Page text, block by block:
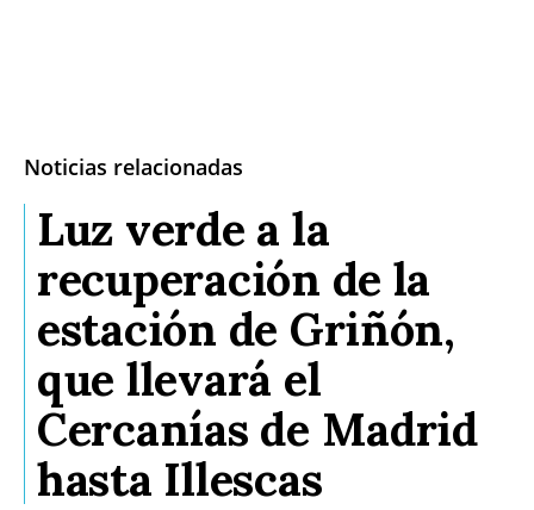
Noticias relacionadas
Luz verde a la
recuperación de la
estación de Griñón,
que llevará el
Cercanías de Madrid
hasta Illescas